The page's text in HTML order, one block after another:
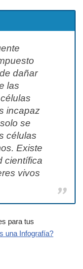
dañar
las
incapaz
se
células
Existe
científica
vivos
para tus
una Infografía?